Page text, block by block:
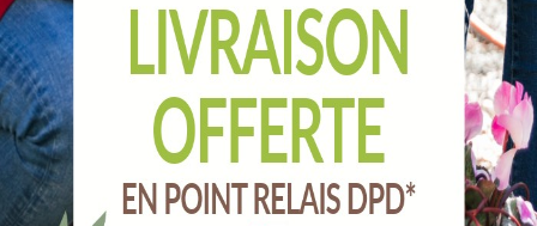
Pot NAZCA sable 30x30 cm
Ref :
144030406